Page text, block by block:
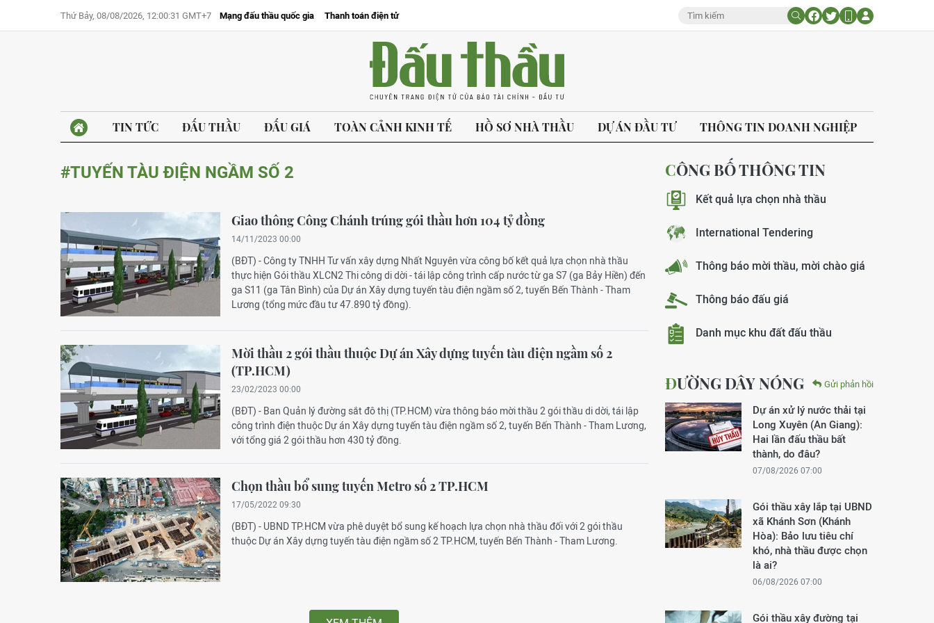
Thứ Bảy, 08/08/2026, 12:00:31 GMT+7 Mạng đấu thầu quốc gia Thanh toán điện tử
TIN TỨC ĐẤU THẦU ĐẤU GIÁ TOÀN CẢNH KINH TẾ HỒ SƠ NHÀ THẦU DỰ ÁN ĐẦU TƯ THÔNG TIN DOANH NGHIỆP
#TUYẾN TÀU ĐIỆN NGẦM SỐ 2
Giao thông Công Chánh trúng gói thầu hơn 104 tỷ đồng
14/11/2023 00:00
(BĐT) - Công ty TNHH Tư vấn xây dựng Nhất Nguyên vừa công bố kết quả lựa chọn nhà thầu
thực hiện Gói thầu XLCN2 Thi công di dời - tái lập công trình cấp nước từ ga S7 (ga Bảy Hiền) đến
ga S11 (ga Tân Bình) của Dự án Xây dựng tuyến tàu điện ngầm số 2, tuyến Bến Thành - Tham
Lương (tổng mức đầu tư 47.890 tỷ đồng).
Mời thầu 2 gói thầu thuộc Dự án Xây dựng tuyến tàu điện ngầm số 2
(TP.HCM)
23/02/2023 00:00
(BĐT) - Ban Quản lý đường sắt đô thị (TP.HCM) vừa thông báo mời thầu 2 gói thầu di dời, tái lập
công trình điện thuộc Dự án Xây dựng tuyến tàu điện ngầm số 2, tuyến Bến Thành - Tham Lương,
với tổng giá 2 gói thầu hơn 430 tỷ đồng.
Chọn thầu bổ sung tuyến Metro số 2 TP.HCM
17/05/2022 09:30
(BĐT) - UBND TP.HCM vừa phê duyệt bổ sung kế hoạch lựa chọn nhà thầu đối với 2 gói thầu
thuộc Dự án Xây dựng tuyến tàu điện ngầm số 2 TP.HCM, tuyến Bến Thành - Tham Lương.
CÔNG BỐ THÔNG TIN
Kết quả lựa chọn nhà thầu
International Tendering
Thông báo mời thầu, mời chào giá
Thông báo đấu giá
Danh mục khu đất đấu thầu
ĐƯỜNG DÂY NÓNG Gửi phản hồi
Dự án xử lý nước thải tại
Long Xuyên (An Giang):
Hai lần đấu thầu bất
thành, do đâu?
07/08/2026 07:00
Gói thầu xây lắp tại UBND
xã Khánh Sơn (Khánh
Hòa): Bảo lưu tiêu chí
khó, nhà thầu được chọn
là ai?
06/08/2026 07:00
Gói thầu xây đường tại